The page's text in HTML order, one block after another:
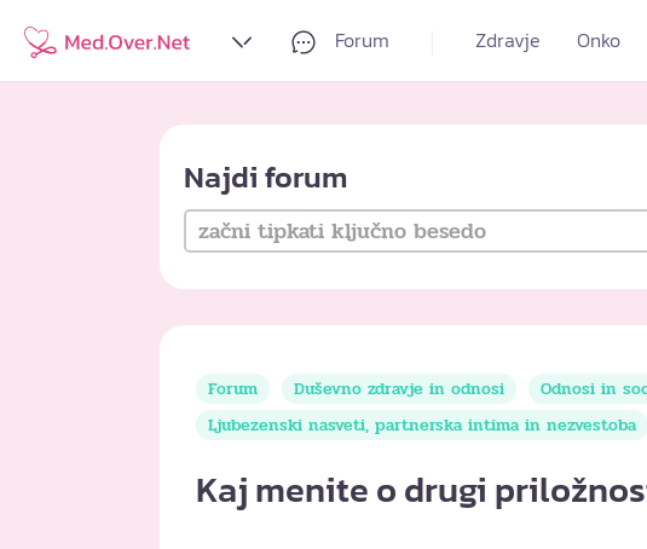
Forum Zdravje Onko
Najdi forum
Forum Duševno zdravje in odnosi
Odnosi in
Ljubezenski nasveti, partnerska intima in nezvestoba
Kaj menite o drugi